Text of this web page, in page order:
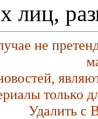
лиц,
не
только
Удалить с